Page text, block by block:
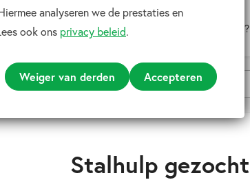
Hoe werkt het?
Stalhulp gezocht
analyseren we de prestaties en
ook ons privacy beleid.
Weiger van derden Accepteren